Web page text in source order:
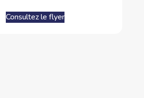
Consultez le flyer